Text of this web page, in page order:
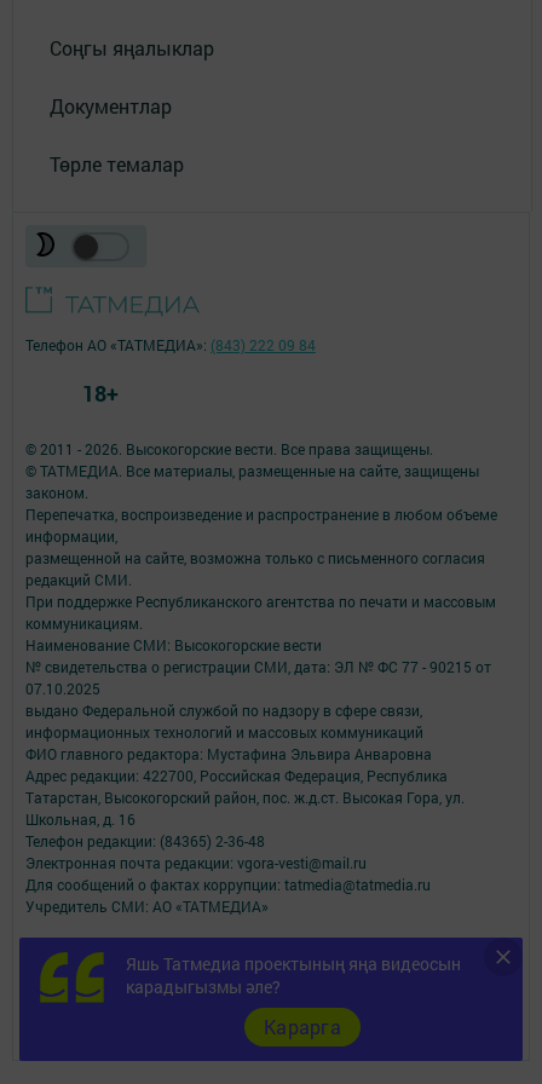
Соңгы яңалыклар
Документлар
Төрле темалар
Яшь Татмедиа проектының яңа видеосын
карадыгызмы әле?
Карарга
© 2011 - 2026. Высокогорские вести. Все права защищены.
© ТАТМЕДИА. Все материалы, размещенные на сайте, защищены
законом.
Перепечатка, воспроизведение и распространение в любом объеме
информации,
размещенной на сайте, возможна только с письменного согласия
редакций СМИ.
При поддержке Республиканского агентства по печати и массовым
коммуникациям.
Наименование СМИ: Высокогорские вести
№ свидетельства о регистрации СМИ, дата: ЭЛ № ФС 77 - 90215 от
07.10.2025
выдано Федеральной службой по надзору в сфере связи,
информационных технологий и массовых коммуникаций
ФИО главного редактора: Мустафина Эльвира Анваровна
Адрес редакции: 422700, Российская Федерация, Республика
Татарстан, Высокогорский район, пос. ж.д.ст. Высокая Гора, ул.
Школьная, д. 16
Телефон редакции: (84365) 2-36-48
Электронная почта редакции: vgora-vesti@mail.ru
Для сообщений о фактах коррупции: tatmedia@tatmedia.ru
Учредитель СМИ: АО «ТАТМЕДИА»
Антикоррупционная политика
АО «ТАТМЕДИА» использует «cookie»для персонализации сервисов и
удобства пользователей сайтом.
Использование «cookie» можно отменить в настройках браузера.
Политика конфиденциальности
Телефон АО «ТАТМЕДИА»: (843) 222 09 84
18+